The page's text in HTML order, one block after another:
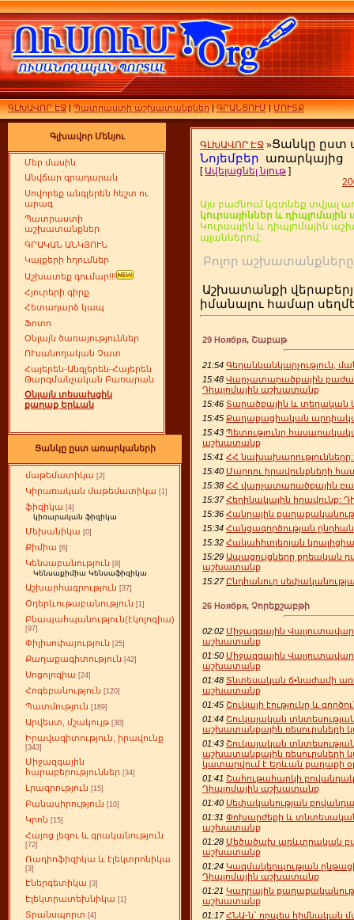
ԳԼԽԱՎՈՐ ԷՋ|Պատրաստի աշխատանքներ|ԳՐԱՆՑՈՒՄ|ՄՈՒՏՔ
Գլխավոր Մենյու
Մեր մասին
Անվճար գրադարան
Սովորեք անգլերեն հեշտ ու
արագ
Պատրաստի
աշխատանքներ
ԳՐԱԿԱՆ ԱՆԿՅՈՒՆ
Կայքերի հղումներ
Աշխատեք գումար!!!
Հյուրերի գիրք
Հետադարձ կապ
Ֆոտո
Օնլայն ծառայություններ
ՈՒսանողական Չատ
Հայերեն-Անգլերեն-Հայերեն
Թարգմանչական Բառարան
Օնլայն տեսախցիկ
քաղաք Երևան
Ցանկը ըստ առարկաների
մաթեմատիկա [2]
Կիրառական մաթեմատիկա [1]
ֆիզիկա [4]
կիռարական ֆիզիկա
Մեխանիկա [0]
Քիմիա [6]
Կենսաբանություն [8]
Կենսաքիմիա Կենսաֆիզիկա
Աշխարհագրություն [37]
Օդերևութաբանություն [1]
Բնապահպանություն(էկոլոգիա)
[97]
Փիլիսոփայություն [25]
Քաղաքագիտություն [42]
Սոցոլոգիա [24]
Հոգեբանություն [120]
Պատմություն [189]
Արվեստ, մշակույթ [30]
Իրավագիտություն, իրավունք
[343]
Միջազգային
հարաբերություններ [34]
Լրագրություն [15]
Բանասիրություն [10]
Կրոն [15]
Հայոց լեզու և գրականություն
[72]
Ռադիոֆիզիկա և էլեկտրոնիկա
[3]
Էներգետիկա [3]
Էլեկտրատեխնիկա [1]
Տրանսպորտ [4]
ԳԼԽԱՎՈՐ ԷՋ »Ցանկը ըստ
Նոյեմբեր առարկայից
[ Ավելացնել նյութ ]
Այս բաժնում կգտնեք տվյալ
կուրսայիններ և
Կուրսային և դիպլոմային
պլաններով:
Բոլոր
Աշխատանքի
իմանալու համար
29 Ноября, Շաբաթ
21:54 Գեղանկանկարչություն,
15:48 Վարչատարածքային
Դիպլոմային աշխատանք
15:46 Տարածքային և տեղական
15:45 Քաղաքացիական
15:43 Պետությունը
աշխատանք
15:41 ՀՀ
15:40 Մարդու իրավունքների
15:38 ՀՀ վարչատարածքային
15:37 Հեղինակային իրավունք:
15:36 Հանրային
15:34 Հանցագործության
15:32 Հակահիտլերյան
15:29 Ապացույցները քրեական
աշխատանք
15:27 Ընդհանուր
26 Ноября, Չորեքշաբթի
02:02 Միջազգային
աշխատանք
01:50 Միջազգային
աշխատանք
01:48 Տնտեսական ճ•նաժամի
աշխատանք
01:45 Շուկայի էությունը և
01:44 Շուկայական
աշխատանքային ռեսուրսների
01:43 Շուկայական
աշխատանքային ռեսուրսների
կատարվում է Երևան քաղաքի
01:41 Շահութահարկի
Դիպլոմային աշխատանք
01:40 Սեփականության
01:31 Փոխարժեքի և տնտեսական
աշխատանք
01:28 Մեծածախ առևտրական
աշխատանք
01:24 Կազմակերպության
Դիպլոմային աշխատանք
01:21 Կադրային
աշխատանք
01:17 ՀՆԱ-ն` որպես հիմնական